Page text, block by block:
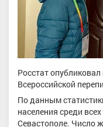
Росстат
Всероссийской
По данным
населения среди
Севастополе. Число